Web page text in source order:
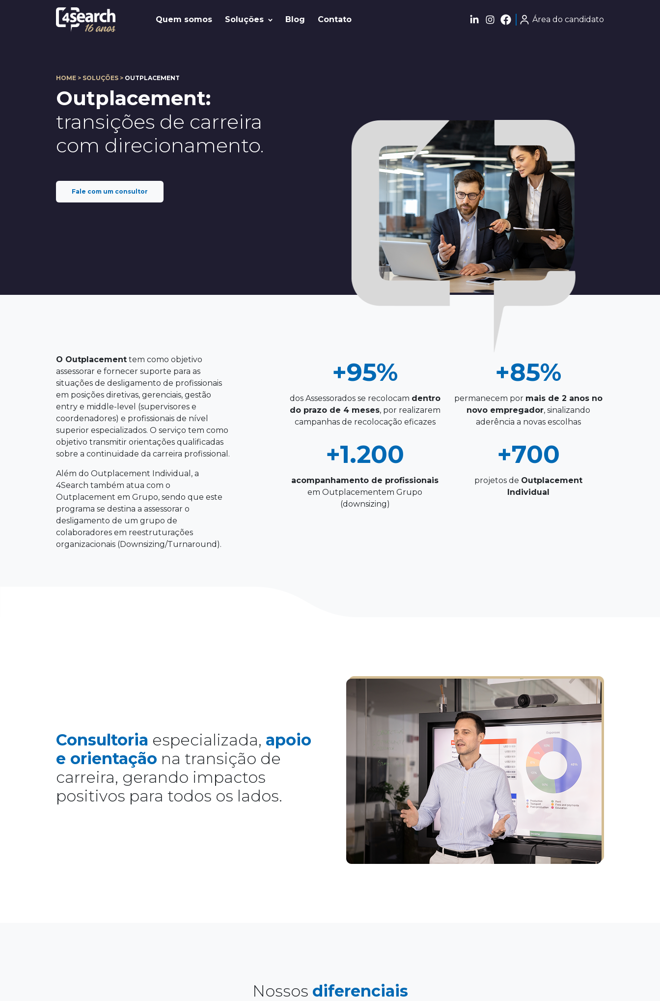
Quem somos Soluções Blog Contato Área do candidato
HOME > SOLUÇÕES > OUTPLACEMENT
Outplacement:
transições de carreira
com direcionamento.
Fale com um consultor
O Outplacement tem como objetivo
assessorar e fornecer suporte para as
situações de desligamento de profissionais
em posições diretivas, gerenciais, gestão
entry e middle-level (supervisores e
coordenadores) e profissionais de nível
superior especializados. O serviço tem como
objetivo transmitir orientações qualificadas
sobre a continuidade da carreira profissional.
Além do Outplacement Individual, a
4Search também atua com o
Outplacement em Grupo, sendo que este
programa se destina a assessorar o
desligamento de um grupo de
colaboradores em reestruturações
organizacionais (Downsizing/Turnaround).
+95%
dos Assessorados se recolocam dentro
do prazo de 4 meses, por realizarem
campanhas de recolocação eficazes
+85%
permanecem por mais de 2 anos no
novo empregador, sinalizando
aderência a novas escolhas
+1.200
acompanhamento de profissionais
em Outplacementem Grupo
(downsizing)
+700
projetos de Outplacement
Individual
Consultoria especializada, apoio
e orientação na transição de
carreira, gerando impactos
positivos para todos os lados.
Nossos diferenciais